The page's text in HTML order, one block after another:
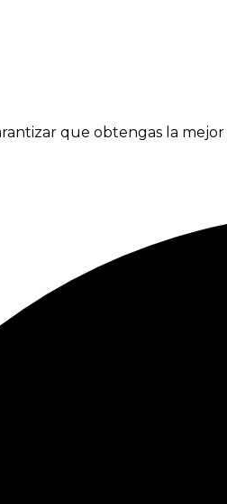
que obtengas la